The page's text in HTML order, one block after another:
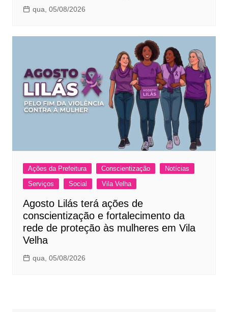
qua, 05/08/2026
Ações da Prefeitura Conscientização
Notícias
Serviços
Social Vila Velha
Agosto Lilás terá ações de
conscientização e fortalecimento da
rede de proteção às mulheres em Vila
Velha
qua, 05/08/2026